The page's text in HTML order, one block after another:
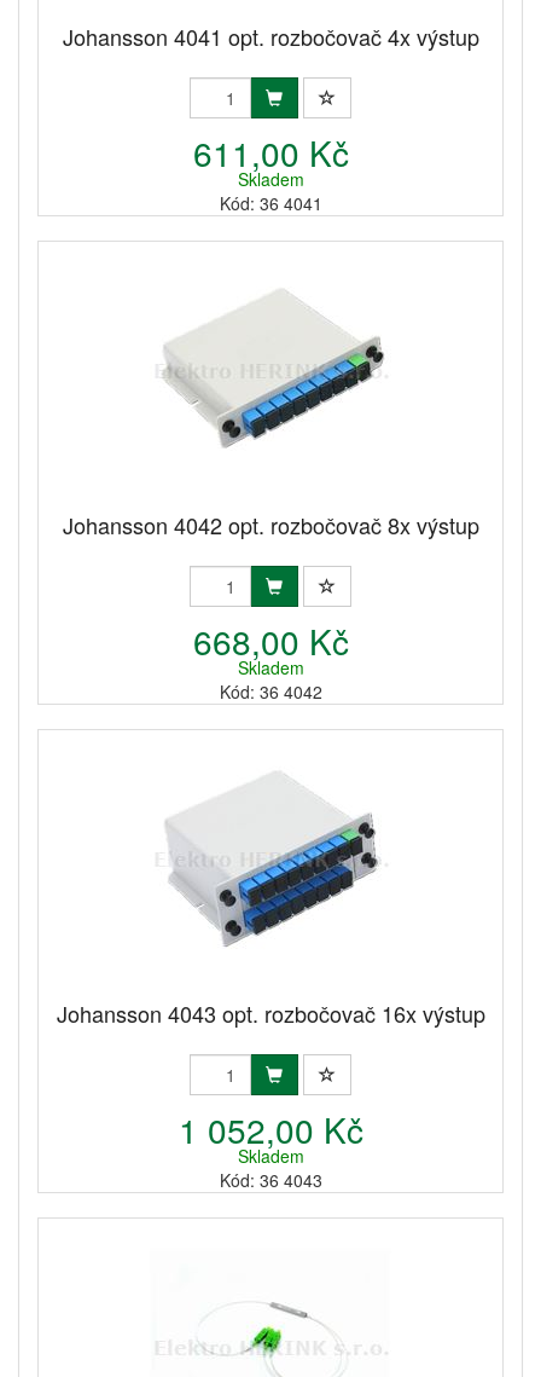
Johansson 4041 opt. rozbočovač 4x výstup
611,00 Kč
Skladem
Kód: 36 4041
Johansson 4042 opt. rozbočovač 8x výstup
668,00 Kč
Skladem
Kód: 36 4042
Johansson 4043 opt. rozbočovač 16x výstup
1 052,00 Kč
Skladem
Kód: 36 4043